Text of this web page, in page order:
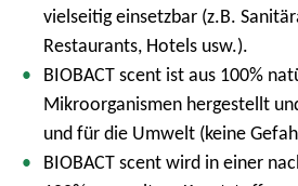
vielseitig einsetzbar (z.B.
Restaurants, Hotels usw.).
BIOBACT scent ist aus 100%
Mikroorganismen hergestellt
und für die Umwelt (keine
BIOBACT scent wird in einer